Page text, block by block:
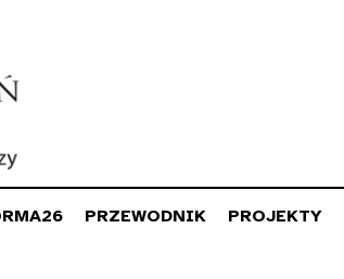
PRZEWODNIK PROJEKTY